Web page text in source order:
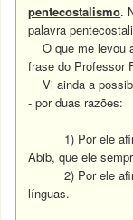
pentecostalismo.
palavra
O que me levou
frase do Professor
Vi ainda a
- por duas razões:
1) Por ele
Abib, que ele
2) Por ele
línguas.